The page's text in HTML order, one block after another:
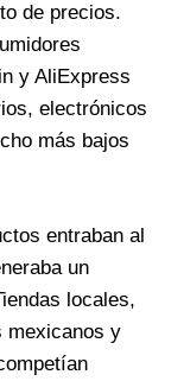
de precios.
y AliExpress
electrónicos
más bajos
entraban al
un
locales,
mexicanos y